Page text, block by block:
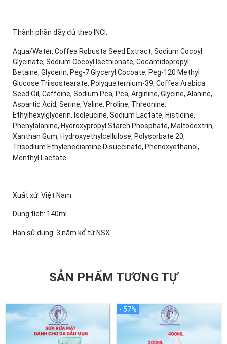
Thành phần đầy đủ theo INCI:
Aqua/Water, Coffea Robusta Seed Extract, Sodium Cocoyl
Glycinate, Sodium Cocoyl Isethionate, Cocamidopropyl
Betaine, Glycerin, Peg-7 Glyceryl Cocoate, Peg-120 Methyl
Glucose Triisostearate, Polyquaternium-39, Coffea Arabica
Seed Oil, Caffeine, Sodium Pca, Pca, Arginine, Glycine, Alanine,
Aspartic Acid, Serine, Valine, Proline, Threonine,
Ethylhexylglycerin, Isoleucine, Sodium Lactate, Histidine,
Phenylalanine, Hydroxypropyl Starch Phosphate, Maltodextrin,
Xanthan Gum, Hydroxyethylcellulose, Polysorbate 20,
Trisodium Ethylenediamine Disuccinate, Phenoxyethanol,
Menthyl Lactate.
Xuất xứ: Việt Nam
Dung tích: 140ml
Hạn sử dụng: 3 năm kể từ NSX
SẢN PHẨM TƯƠNG TỰ